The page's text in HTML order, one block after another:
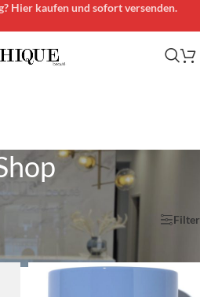
Hier kaufen und sofort versenden.
13 – 22 von 22 werden angezeigt
Filter